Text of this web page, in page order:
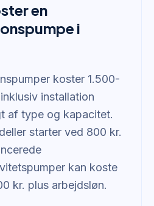
en
i
koster 1.500-
installation
af type og kapacitet.
starter ved 800 kr.
kan koste
kr. plus arbejdsløn.